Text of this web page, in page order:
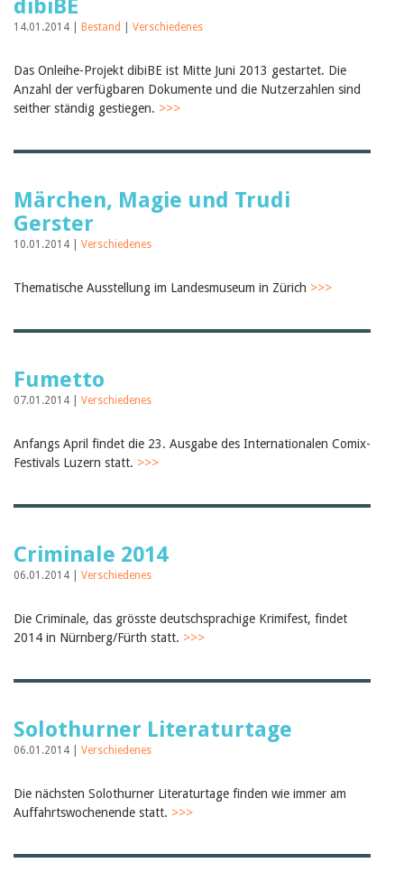
dibiBE
14.01.2014 | Bestand Verschiedenes
Das Onleihe-Projekt dibiBE ist Mitte Juni 2013 gestartet. Die
Anzahl der verfügbaren Dokumente und die Nutzerzahlen sind
seither ständig gestiegen. >>>
Märchen, Magie und Trudi
Gerster
10.01.2014 | Verschiedenes
Thematische Ausstellung im Landesmuseum in Zürich >>>
Fumetto
07.01.2014 | Verschiedenes
Anfangs April findet die 23. Ausgabe des Internationalen Comix-
Festivals Luzern statt. >>>
Criminale 2014
06.01.2014 | Verschiedenes
Die Criminale, das grösste deutschsprachige Krimifest, findet
2014 in Nürnberg/Fürth statt. >>>
Solothurner Literaturtage
06.01.2014 | Verschiedenes
Die nächsten Solothurner Literaturtage finden wie immer am
Auffahrtswochenende statt. >>>